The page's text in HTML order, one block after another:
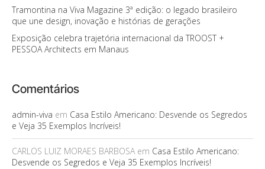
Tramontina na Viva Magazine 3ª edição: o legado brasileiro
que une design, inovação e histórias de gerações
Exposição celebra trajetória internacional da TROOST +
PESSOA Architects em Manaus
Comentários
admin-viva em Casa Estilo Americano: Desvende os Segredos
e Veja 35 Exemplos Incríveis!
CARLOS LUIZ MORAES BARBOSAem Casa Estilo Americano:
Desvende os Segredos e Veja 35 Exemplos Incríveis!